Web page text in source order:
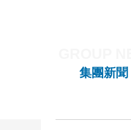
集團新聞